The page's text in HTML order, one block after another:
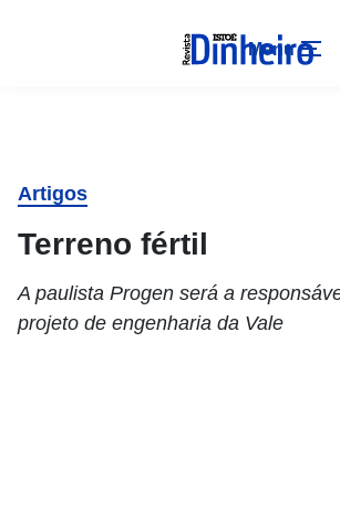
Menu
Artigos
Terreno fértil
A paulista Progen será a
projeto de engenharia da Vale